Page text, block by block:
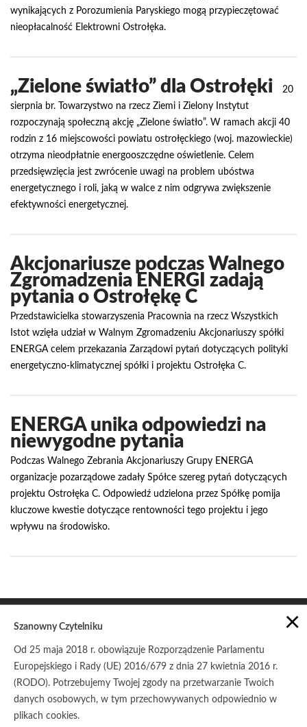
wynikających z Porozumienia Paryskiego mogą przypieczętować
nieopłacalność Elektrowni Ostrołęka.
„Zielone światło” dla Ostrołęki
20
sierpnia br. Towarzystwo na rzecz Ziemi i Zielony Instytut
rozpoczynają społeczną akcję „Zielone światło”. W ramach akcji 40
rodzin z 16 miejscowości powiatu ostrołęckiego (woj. mazowieckie)
otrzyma nieodpłatnie energooszczędne oświetlenie. Celem
przedsięwzięcia jest zwrócenie uwagi na problem ubóstwa
energetycznego i roli, jaką w walce z nim odgrywa zwiększenie
efektywności energetycznej.
Akcjonariusze podczas Walnego
Zgromadzenia ENERGI zadają
pytania o Ostrołękę C
Przedstawicielka stowarzyszenia Pracownia na rzecz Wszystkich
Istot wzięła udział w Walnym Zgromadzeniu Akcjonariuszy spółki
ENERGA celem przekazania Zarządowi pytań dotyczących polityki
energetyczno-klimatycznej spółki i projektu Ostrołęka C.
ENERGA unika odpowiedzi na
niewygodne pytania
Podczas Walnego Zebrania Akcjonariuszy Grupy ENERGA
organizacje pozarządowe zadały Spółce szereg pytań dotyczących
projektu Ostrołęka C. Odpowiedź udzielona przez Spółkę pomija
kluczowe kwestie dotyczące rentowności tego projektu i jego
wpływu na środowisko.
POLITYKA PRYWATNOŚCI ZASADY UDOSTĘPNIANIA
© Copyright 2017Stowarzyszenie Pracownia na rzecz
×
Szanowny Czytelniku
Od 25 maja 2018 r. obowiązuje Rozporządzenie Parlamentu
Europejskiego i Rady (UE) 2016/679 z dnia 27 kwietnia 2016 r.
(RODO). Potrzebujemy Twojej zgody na przetwarzanie Twoich
danych osobowych, w tym przechowywanych odpowiednio w
plikach cookies.